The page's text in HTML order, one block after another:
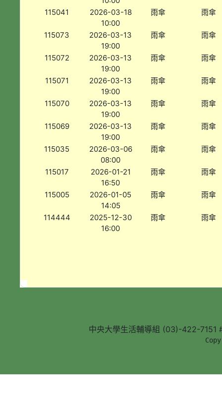
115041
2026-03-18
10:00
雨傘 雨傘
115073
2026-03-13
19:00
雨傘 雨傘
115072
2026-03-13
19:00
雨傘 雨傘
115071
2026-03-13
19:00
雨傘 雨傘
115070
2026-03-13
19:00
雨傘 雨傘
115069
2026-03-13
19:00
雨傘 雨傘
115035
2026-03-06
08:00
雨傘 雨傘
115017
2026-01-21
16:50
雨傘 雨傘
115005
2026-01-05
14:05
雨傘 雨傘
114444
2025-12-30
16:00
雨傘 雨傘
中央大學生活輔導組 (03)-422-7151